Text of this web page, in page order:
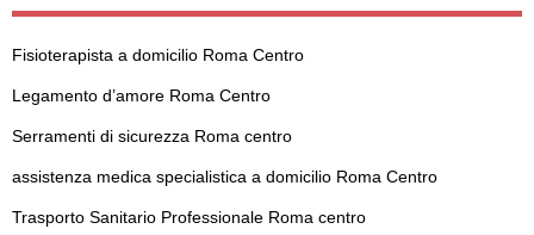
Fisioterapista a domicilio Roma Centro
Legamento d’amore Roma Centro
Serramenti di sicurezza Roma centro
assistenza medica specialistica a domicilio Roma Centro
Trasporto Sanitario Professionale Roma centro